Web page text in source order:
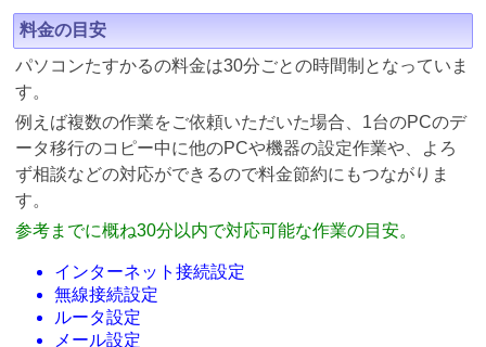
料金の目安
パソコンたすかるの料金は30分ごとの時間制となっていま
す。
例えば複数の作業をご依頼いただいた場合、1台のPCのデ
ータ移行のコピー中に他のPCや機器の設定作業や、よろ
ず相談などの対応ができるので料金節約にもつながりま
す。
参考までに概ね30分以内で対応可能な作業の目安。
インターネット接続設定
無線接続設定
ルータ設定
メール設定